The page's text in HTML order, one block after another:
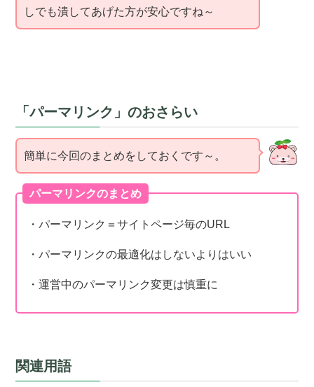
しでも潰してあげた方が安心ですね～
「パーマリンク」のおさらい
簡単に今回のまとめをしておくです～。
パーマリンクのまとめ
・パーマリンク＝サイトページ毎のURL
・パーマリンクの最適化はしないよりはいい
・運営中のパーマリンク変更は慎重に
関連用語